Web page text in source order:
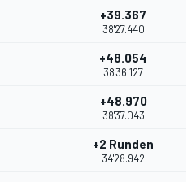
+39.367
38'27.440
+48.054
38'36.127
+48.970
38'37.043
+2 Runden
34'28.942